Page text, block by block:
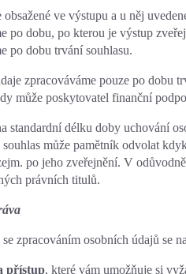
obsažené ve výstupu a u něj
po dobu, po kterou je výstup
po dobu trvání souhlasu.
zpracováváme pouze po dobu
může poskytovatel finanční
standardní délku doby uchování
může pamětník odvolat
po jeho zveřejnění. V
právních titulů.
zpracováním osobních údajů se
přístup, které vám umožňuje si